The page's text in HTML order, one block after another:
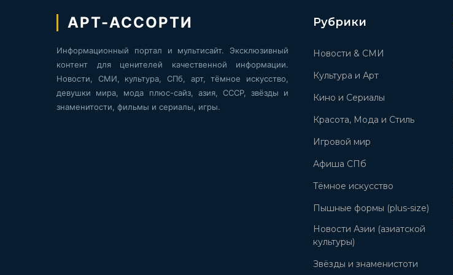
АРТ-АССОРТИ
Информационный портал и мультисайт. Эксклюзивный
контент для ценителей качественной информации.
Новости, СМИ, культура, СПб, арт, тёмное искусство,
девушки мира, мода плюс-сайз, азия, СССР, звёзды и
знаменитости, фильмы и сериалы, игры.
Рубрики
Новости & СМИ
Культура и Арт
Кино и Сериалы
Красота, Мода и Стиль
Игровой мир
Афиша СПб
Тёмное искусство
Пышные формы (plus-size)
Новости Азии (азиатской
культуры)
Звёзды и знаменистоти